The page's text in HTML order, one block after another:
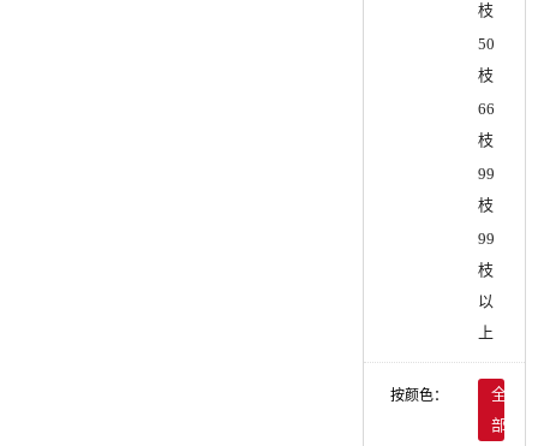
枝
50
枝
66
枝
99
枝
99
枝
以
上
按颜色：
全
部